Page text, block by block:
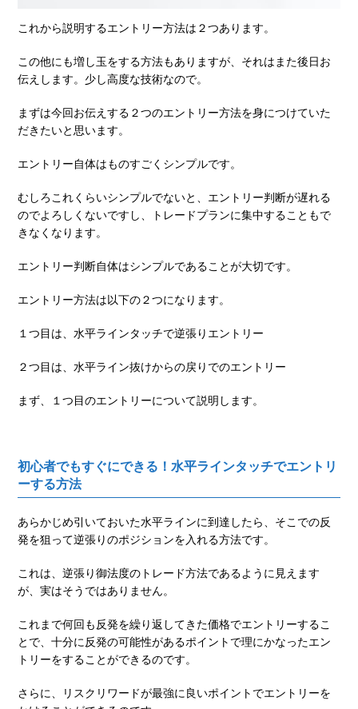
これから説明するエントリー方法は２つあります。
この他にも増し玉をする方法もありますが、それはまた後日お
伝えします。少し高度な技術なので。
まずは今回お伝えする２つのエントリー方法を身につけていた
だきたいと思います。
エントリー自体はものすごくシンプルです。
むしろこれくらいシンプルでないと、エントリー判断が遅れる
のでよろしくないですし、トレードプランに集中することもで
きなくなります。
エントリー判断自体はシンプルであることが大切です。
エントリー方法は以下の２つになります。
１つ目は、水平ラインタッチで逆張りエントリー
２つ目は、水平ライン抜けからの戻りでのエントリー
まず、１つ目のエントリーについて説明します。
初心者でもすぐにできる！水平ラインタッチでエントリ
ーする方法
あらかじめ引いておいた水平ラインに到達したら、そこでの反
発を狙って逆張りのポジションを入れる方法です。
これは、逆張り御法度のトレード方法であるように見えます
が、実はそうではありません。
これまで何回も反発を繰り返してきた価格でエントリーするこ
とで、十分に反発の可能性があるポイントで理にかなったエン
トリーをすることができるのです。
さらに、リスクリワードが最強に良いポイントでエントリーを